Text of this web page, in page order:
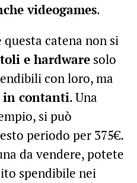
videogames.
catena non si
e hardwaresolo
con loro, ma
in contanti. Una
si può
periodo per 375€.
da vendere, potete
spendibile nei